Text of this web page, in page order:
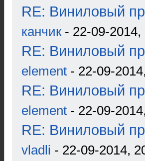
RE: Виниловый
канчик- 22-09-2014,
RE: Виниловый
element - 22-09-
RE: Виниловый
element - 22-09-
RE: Виниловый
vladli - 22-09-2014,